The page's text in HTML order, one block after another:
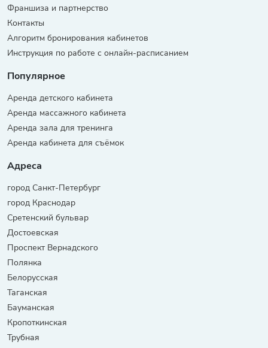
Франшиза и партнерство
Контакты
Алгоритм бронирования кабинетов
Инструкция по работе с онлайн-расписанием
Популярное
Аренда детского кабинета
Аренда массажного кабинета
Аренда зала для тренинга
Аренда кабинета для съёмок
Адреса
город Санкт-Петербург
город Краснодар
Сретенский бульвар
Достоевская
Проспект Вернадского
Полянка
Белорусская
Таганская
Бауманская
Кропоткинская
Трубная